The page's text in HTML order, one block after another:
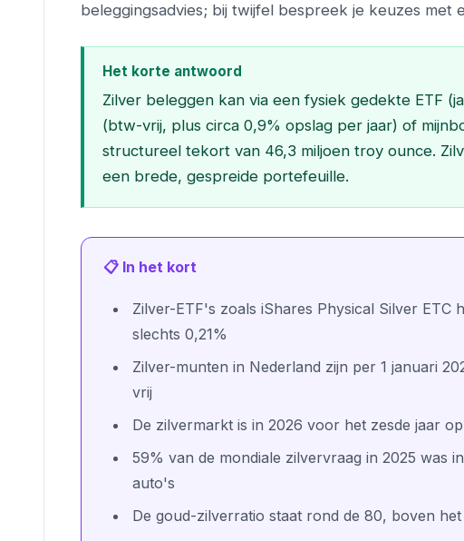
beleggingsadvies; bij twijfel bespreek je keuzes met
Het korte antwoord
Zilver beleggen kan via een fysiek gedekte ETF
(btw-vrij, plus circa 0,9% opslag per jaar) of
structureel tekort van 46,3 miljoen troy ounce.
een brede, gespreide portefeuille.
📋 In het kort
Zilver-ETF's zoals iShares Physical Silver ETC
slechts 0,21%
Zilver-munten in Nederland zijn per 1 januari
vrij
De zilvermarkt is in 2026 voor het zesde jaar
59% van de mondiale zilvervraag in 2025 was
auto's
De goud-zilverratio staat rond de 80, boven